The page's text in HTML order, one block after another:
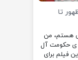
تا
هستم، من
ی حکومت آل
فیلم برای